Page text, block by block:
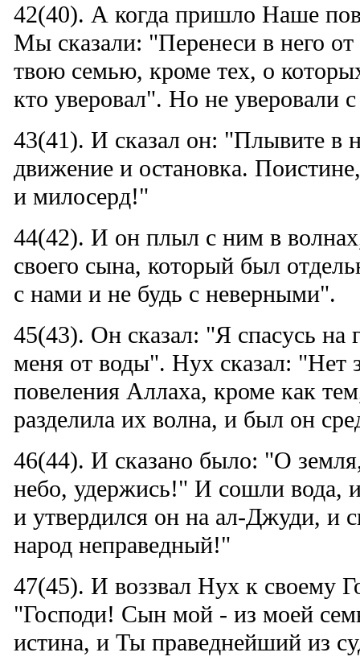
42(40). А когда пришло Наше
Мы сказали: "Перенеси в него от
твою семью, кроме тех, о
кто уверовал". Но не уверовали
43(41). И сказал он: "Плывите в
движение и остановка.
и милосерд!"
44(42). И он плыл с ним в
своего сына, который был
с нами и не будь с неверными".
45(43). Он сказал: "Я спасусь на
меня от воды". Нух сказал: "Нет
повеления Аллаха, кроме как
разделила их волна, и был он
46(44). И сказано было: "О
небо, удержись!" И сошли вода,
и утвердился он на ал-Джуди, и
народ неправедный!"
47(45). И воззвал Нух к своему
"Господи! Сын мой - из моей
истина, и Ты праведнейший из